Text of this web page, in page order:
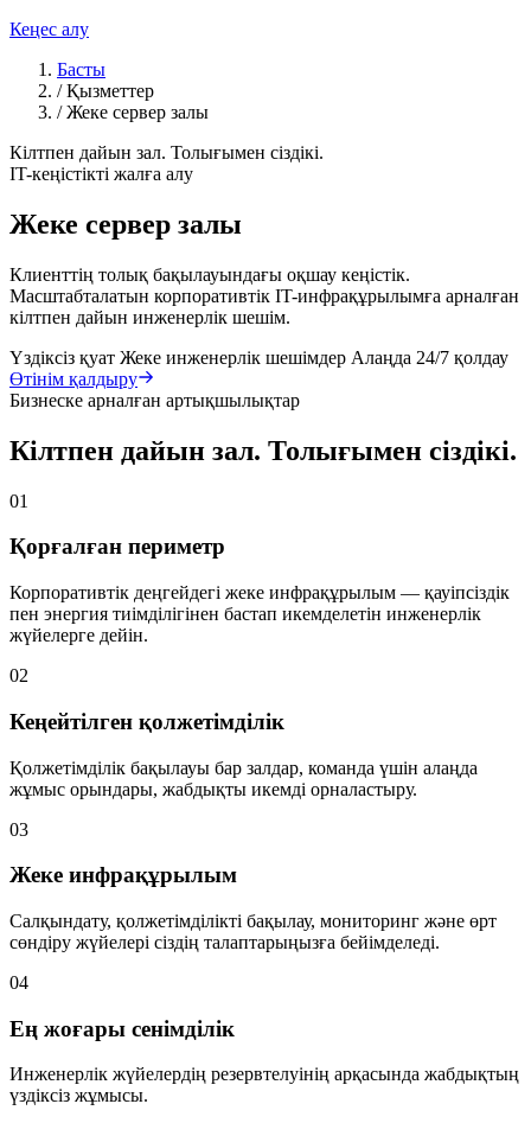
Кеңес алу
Басты
/ Қызметтер
/ Жеке сервер залы
Кілтпен дайын зал. Толығымен сіздікі.
IT-кеңістікті жалға алу
Жеке сервер залы
Клиенттің толық бақылауындағы оқшау кеңістік.
Масштабталатын корпоративтік IT-инфрақұрылымға арналған
кілтпен дайын инженерлік шешім.
Үздіксіз қуат Жеке инженерлік шешімдер Алаңда 24/7 қолдау
Өтінім қалдыру
Бизнеске арналған артықшылықтар
Кілтпен дайын зал. Толығымен сіздікі.
01
Қорғалған периметр
Корпоративтік деңгейдегі жеке инфрақұрылым — қауіпсіздік
пен энергия тиімділігінен бастап икемделетін инженерлік
жүйелерге дейін.
02
Кеңейтілген қолжетімділік
Қолжетімділік бақылауы бар залдар, команда үшін алаңда
жұмыс орындары, жабдықты икемді орналастыру.
03
Жеке инфрақұрылым
Салқындату, қолжетімділікті бақылау, мониторинг және өрт
сөндіру жүйелері сіздің талаптарыңызға бейімделеді.
04
Ең жоғары сенімділік
Инженерлік жүйелердің резервтелуінің арқасында жабдықтың
үздіксіз жұмысы.